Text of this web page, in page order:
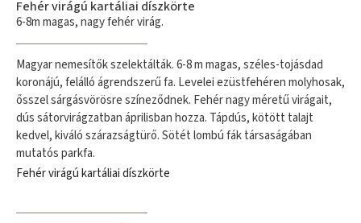
Fehér virágú kartáliai díszkörte
6-8m magas, nagy fehér virág.
Magyar nemesítők szelektálták. 6-8 m magas, széles-tojásdad
koronájú, felálló ágrendszerű fa. Levelei ezüstfehéren molyhosak,
ősszel sárgásvörösre színeződnek. Fehér nagy méretű virágait,
dús sátorvirágzatban áprilisban hozza. Tápdús, kötött talajt
kedvel, kiváló szárazságtürő. Sötét lombú fák társaságában
mutatós parkfa.
Fehér virágú kartáliai díszkörte